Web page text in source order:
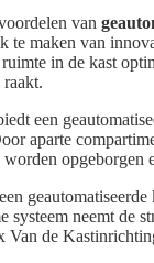
van
te maken van
in de kast
een
aparte
opgeborgen
systeem neemt de
Van de